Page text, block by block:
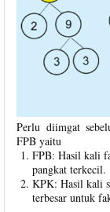
Perlu diimgat
FPB yaitu
FPB: Hasil kali
pangkat terkecil.
KPK: Hasil kali
terbesar untuk